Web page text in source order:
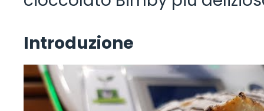
Introduzione